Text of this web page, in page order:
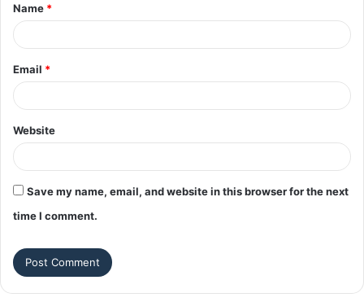
*
Name *
Email *
Website
Save my name, email, and website in this browser for the next
time I comment.